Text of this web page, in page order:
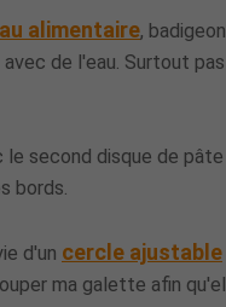
alimentaire,
de l'eau. Surtout pas
le second disque de
bords.
d'un cercle ajustable
ma galette afin